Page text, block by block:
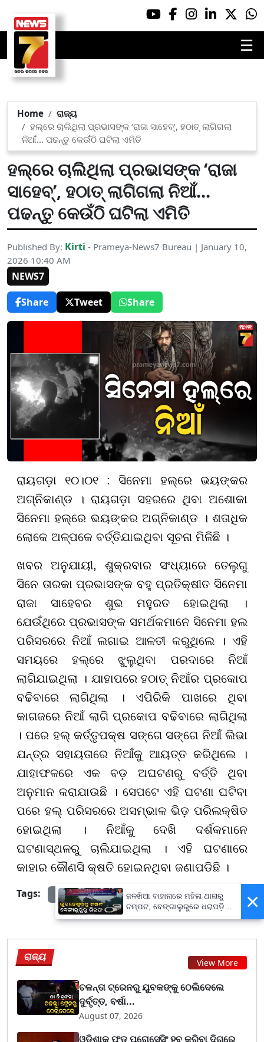
☰
Home
ରାଜ୍ୟ
ହଲ୍‌ରେ ଚାଲିଥିଲା ପ୍ରଭାସଙ୍କ ‘ରାଜା ସାହେବ୍’, ହଠାତ୍ ଲାଗିଗଲା
ନିଆଁ... ପଢନ୍ତୁ କେଉଁଠି ଘଟିଲା ଏମିତି
ହଲ୍‌ରେ ଚାଲିଥିଲା ପ୍ରଭାସଙ୍କ ‘ରାଜା
ସାହେବ୍’, ହଠାତ୍ ଲାଗିଗଲା ନିଆଁ...
ପଢନ୍ତୁ କେଉଁଠି ଘଟିଲା ଏମିତି
Published By: Kirti - Prameya-News7 Bureau | January 10,
2026 10:40 AM
NEWS7
Share
Tweet Share
ରାୟଗଡ଼ା ୧୦।୦୧ : ସିନେମା ହଲ୍‌ରେ ଭୟଙ୍କର
ଅଗ୍ନିକାଣ୍ଡ । ରାୟଗଡ଼ା ସହରରେ ଥିବା ଅଶୋକା
ସିନେମା ହଲ୍‌ରେ ଭୟଙ୍କର ଅଗ୍ନିକାଣ୍ଡ । ଶତାଧିକ
ଲୋକେ ଅଳ୍ପକେ ବର୍ତ୍ତିଯାଇଥିବା ସୂଚନା ମିଳିଛି ।
ଖବର ଅନୁଯାୟୀ, ଶୁକ୍ରବାର ସଂଧ୍ୟାରେ ତେଲୁଗୁ
ସିନେ ତାରକା ପ୍ରଭାସଙ୍କ ବହୁ ପ୍ରତିକ୍ଷୀତ ସିନେମା
ରାଜା ସାହେବର ଶୁଭ ମହୁରତ ହୋଇଥିଲା ।
ଯେଉଁଥିରେ ପ୍ରଭାସଙ୍କ ସମର୍ଥକମାନେ ସିନେମା ହଲ
ପରିସରରେ ନିଆଁ ଲଗାଇ ଆଳତୀ କରୁଥିଲେ । ଏହି
ସମୟରେ ହଲ୍ରେ ଝୁଲୁଥିବା ପରଦାରେ ନିଆଁ
ଲାଗିଯାଇଥିଲା । ଯାହାପରେ ହଠାତ୍ ନିଆଁର ପ୍ରକୋପ
ବଢିବାରେ ଲାଗିଥିଲା । ଏପିରିକି ପାଖରେ ଥିବା
କାଗଜରେ ନିଆଁ ଲାଗି ପ୍ରକୋପ ବଢିବାରେ ଲାଗିଥିଲା
। ପରେ ହଲ୍ କର୍ତ୍ତୃପକ୍ଷ ସଙ୍ଗେ ସଙ୍ଗେ ନିଆଁ ଲିଭା
ଯନ୍ତ୍ର ସହାୟତାରେ ନିଆଁକୁ ଆୟତ୍ତ କରିଥିଲେ ।
ଯାହାଫଳରେ ଏକ ବଡ଼ ଅଘଟଣରୁ ବର୍ତ୍ତି ଥିବା
ଅନୁମାନ କରାଯାଉଛି । ସେପଟେ ଏହି ଘଟଣା ଘଟିବା
ପରେ ହଲ୍ ପରିସରରେ ଅସମ୍ଭାଳ ଭିଡ଼ ପରିଲକ୍ଷିତ
ହୋଇଥିଲା । ନିଆଁକୁ ଦେଖି ଦର୍ଶକମାନେ
ଘଟଣାସ୍ଥଳରୁ ଚାଲିଯାଇଥିଲା । ଏହି ଘଟଣାରେ
କାହାର କୌଣସି କ୍ଷତି ହୋଇନଥିବା ଜଣାପଡିଛି ।
Tags:
prameyanews7
ରାଜ୍ୟ View More
ଚଳନ୍ତା ଟ୍ରେନରୁ ଯୁବକଙ୍କୁ ଠେଲିଦେଲେ
ଦୁର୍ବୃତ୍ତ, ବର୍ଷା...
August 07, 2026
ଓଡ଼ିଶାକୁ ଫୁଡ୍ ପ୍ରୋସେସିଂ ହବ୍ କରିବା ଦିଗରେ
×
ଜଳଖିଆ ବାହାନାରେ ମହିଳା ଥାନାରୁ
ଚମ୍ପଟ, ବେଙ୍ଗାଲୁରୁରେ ଧରାପଡ଼ିଲା